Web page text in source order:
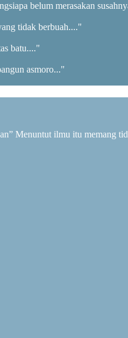
belum merasakan
tidak berbuah...."
batu...."
asmoro..."
Menuntut ilmu itu memang